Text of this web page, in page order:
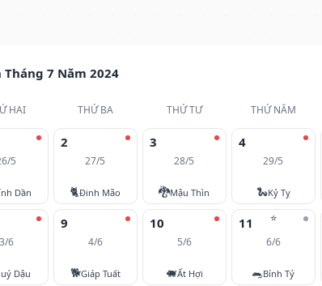
Tháng 7 Năm 2024
HAI THỨ BA THỨ TƯ THỨ NĂM
5
Dần
2
27/5
🐈Đinh Mão
3
28/5
🐉Mậu Thìn
4
29/5
🐍Kỷ Tỵ
3/6
Dậu
9
4/6
🐕Giáp Tuất
10
5/6
🐖Ất Hợi
⭐
11
6/6
🐀Bính Tý